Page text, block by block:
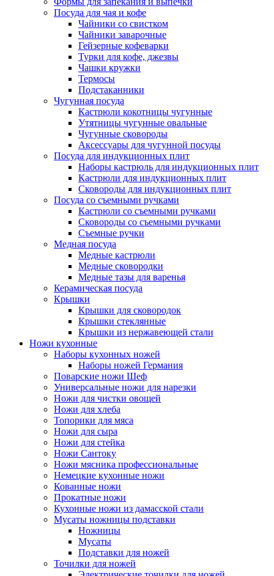
Посуда для чая и кофе
Чайники со свистком
Чайники заварочные
Гейзерные кофеварки
Турки для кофе, джезвы
Чашки кружки
Термосы
Подстаканники
Чугунная посуда
Кастрюли кокотницы чугунные
Утятницы чугунные овальные
Чугунные сковороды
Аксессуары для чугунной посуды
Посуда для индукционных плит
Наборы кастрюль для индукционных плит
Кастрюли для индукционных плит
Сковороды для индукционных плит
Посуда со съемными ручками
Кастрюли со съемными ручками
Сковороды со съемными ручками
Съемные ручки
Медная посуда
Медные кастрюли
Медные сковородки
Медные тазы для варенья
Керамическая посуда
Крышки
Крышки для сковородок
Крышки стеклянные
Крышки из нержавеющей стали
Ножи кухонные
Наборы кухонных ножей
Наборы ножей Германия
Поварские ножи Шеф
Универсальные ножи для нарезки
Ножи для чистки овощей
Ножи для хлеба
Топорики для мяса
Ножи для сыра
Ножи для стейка
Ножи Сантоку
Ножи мясника профессиональные
Немецкие кухонные ножи
Кованные ножи
Прокатные ножи
Кухонные ножи из дамасской стали
Мусаты ножницы подставки
Ножницы
Мусаты
Подставки для ножей
Точилки для ножей